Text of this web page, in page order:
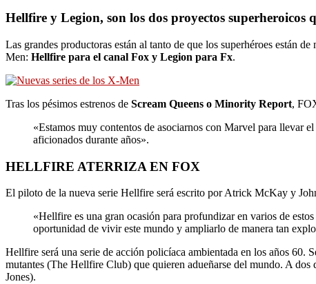
Hellfire y Legion, son los dos proyectos
Las grandes productoras están al tanto de que los superhéroes están
Men: Hellfire para el canal Fox y Legion para Fx.
Tras los pésimos estrenos de Scream Queens o Minority Report,
«Estamos muy contentos de asociarnos con Marvel para llevar
aficionados durante años».
HELLFIRE ATERRIZA EN FOX
El piloto de la nueva serie Hellfire será escrito por Atrick McKay y
«Hellfire es una gran ocasión para profundizar en varios de
oportunidad de vivir este mundo y ampliarlo de manera tan
Hellfire será una serie de acción policíaca ambientada en los años 60.
mutantes (The Hellfire Club) que quieren adueñarse del mundo. A
Jones).